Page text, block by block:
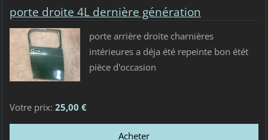
porte droite 4L dernière génération
porte arrière droite charnières
intérieures a déja été repeinte bon étét
pièce d'occasion
Votre prix: 25,00 €